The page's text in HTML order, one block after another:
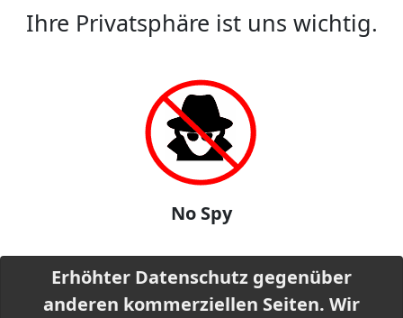
Ihre Privatsphäre ist uns wichtig.
No Spy
Erhöhter Datenschutz gegenüber
anderen kommerziellen Seiten. Wir